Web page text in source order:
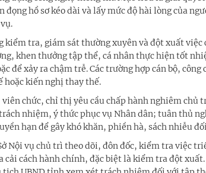
hồ sơ kéo dài và lấy mức độ hài lòng của
kiểm tra, giám sát thường xuyên và đột xuất
khen thưởng tập thể, cá nhân thực hiện tốt
để xảy ra chậm trễ. Các trường hợp cán bộ,
hoặc kiến nghị thay thế.
chức, chỉ thị yêu cầu chấp hành nghiêm chủ
nhiệm, ý thức phục vụ Nhân dân; tuân thủ
hạn để gây khó khăn, phiền hà, sách nhiễu
Nội vụ chủ trì theo dõi, đôn đốc, kiểm tra việc
cách hành chính, đặc biệt là kiểm tra đột